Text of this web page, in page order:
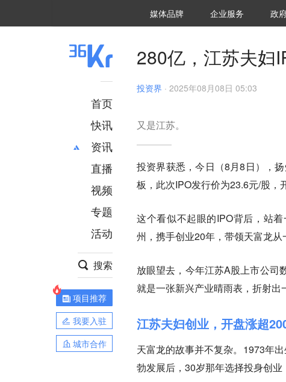
媒体品牌 36Kr研究院
企业服务 城
政
首页
快讯
资讯
推荐
财经
项目推荐
安徽
直播
视频
专题
活动
搜索
项目推荐
我要入驻
城市合作
280亿，江苏夫妇
投资界 · 2025年08月08日 05:03
又是江苏。
投资界获悉，今日（8月8日），
板，此次IPO发行价为23.6元/股，
这个看似不起眼的IPO背后，站
州，携手创业20年，带领天富龙从
放眼望去，今年江苏A股上市公司
就是一张新兴产业晴雨表，折射出
江苏夫妇创业，开盘涨超
天富龙的故事并不复杂。1973年
勃发展后，30岁那年选择投身创业